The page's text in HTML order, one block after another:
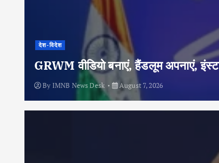
देश-विदेश
GRWM वीडियो बनाएं, हैंडलूम अपनाएं,
By IMNB News Desk August 7, 2026